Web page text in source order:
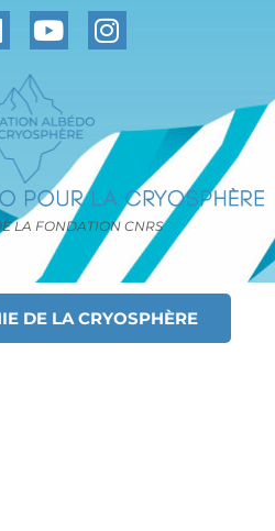
LA FONDATION CNRS
DE LA CRYOSPHÈRE